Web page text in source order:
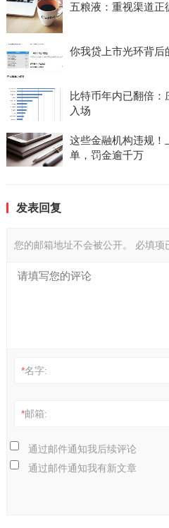
五粮液：重视渠道正
你我贷上市光环背后
比特币年内已翻倍
入场
这些金融机构违规！
单，罚金逾千万
发表回复
您的邮箱地址不会被公开。 必填项
*名字:
*邮箱:
通过邮件通知我后续评论
通过邮件通知我有新文章